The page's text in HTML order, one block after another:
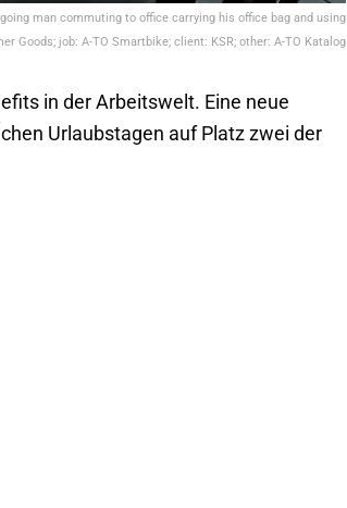
man commuting to office carrying his office bag and using
Goods; job: A-TO Smartbike; client: KSR; other: A-TO Katalog
in der Arbeitswelt. Eine neue
Urlaubstagen auf Platz zwei der